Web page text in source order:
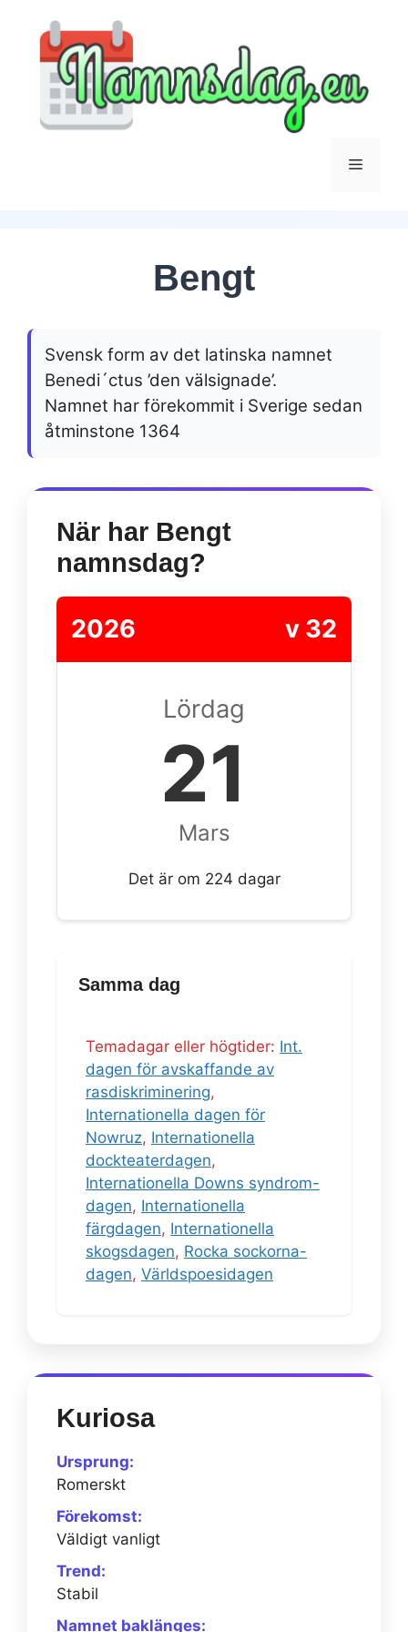
innehåll
Meny
Bengt
Svensk form av det latinska namnet
Benedi´ctus ’den välsignade’.
Namnet har förekommit i Sverige sedan
åtminstone 1364
När har Bengt
namnsdag?
2026 v 32
Lördag
21
Mars
Det är om 224 dagar
Samma dag
Temadagar eller högtider: Int.
dagen för avskaffande av
rasdiskriminering,
Internationella dagen för
Nowruz, Internationella
dockteaterdagen,
Internationella Downs syndrom-
dagen, Internationella
färgdagen, Internationella
skogsdagen, Rocka sockorna-
dagen, Världspoesidagen
Kuriosa
Ursprung:
Romerskt
Förekomst:
Väldigt vanligt
Trend:
Stabil
Namnet baklänges: